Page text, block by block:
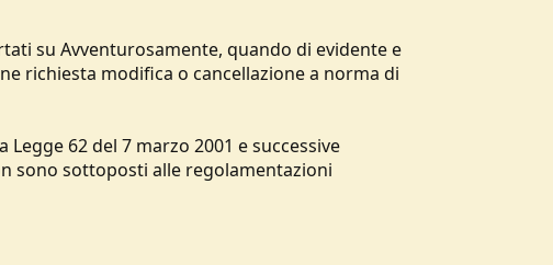
su Avventurosamente, quando di evidente e
richiesta modifica o cancellazione a norma di
62 del 7 marzo 2001 e successive
sono sottoposti alle regolamentazioni